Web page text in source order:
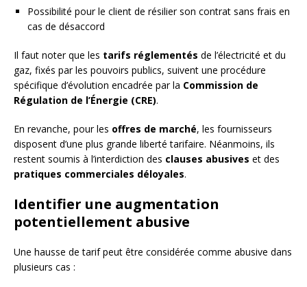
Possibilité pour le client de résilier son contrat sans frais en
cas de désaccord
Il faut noter que les tarifs réglementés de l’électricité et du
gaz, fixés par les pouvoirs publics, suivent une procédure
spécifique d’évolution encadrée par la Commission de
Régulation de l’Énergie (CRE).
En revanche, pour les offres de marché, les fournisseurs
disposent d’une plus grande liberté tarifaire. Néanmoins, ils
restent soumis à l’interdiction des clauses abusives et des
pratiques commerciales déloyales.
Identifier une augmentation
potentiellement abusive
Une hausse de tarif peut être considérée comme abusive dans
plusieurs cas :